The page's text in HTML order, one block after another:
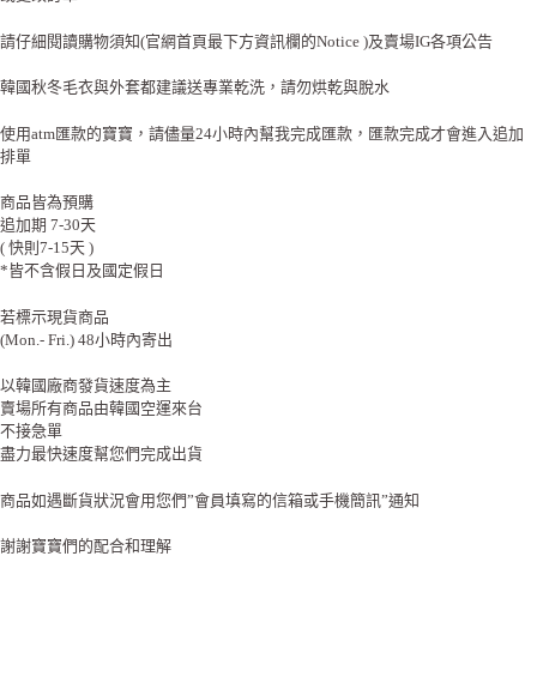
請仔細閱讀購物須知(官網首頁最下方資訊欄的Notice )及賣場IG各項公告
韓國秋冬毛衣與外套都建議送專業乾洗，請勿烘乾與脫水
使用atm匯款的寶寶，請儘量24小時內幫我完成匯款，匯款完成才會進入追加
排單
商品皆為預購
追加期 7-30天
( 快則7-15天 )
*皆不含假日及國定假日
若標示現貨商品
(Mon.- Fri.) 48小時內寄出
以韓國廠商發貨速度為主
賣場所有商品由韓國空運來台
不接急單
盡力最快速度幫您們完成出貨
商品如遇斷貨狀況會用您們”會員填寫的信箱或手機簡訊”通知
謝謝寶寶們的配合和理解